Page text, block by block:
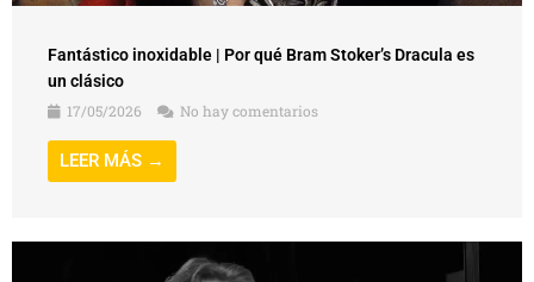
Fantástico inoxidable | Por qué Bram Stoker’s Dracula es
un clásico
17/05/2026
No hay comentarios
LEER MÁS →